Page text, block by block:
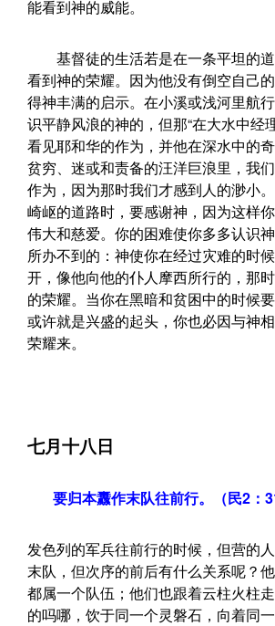
能看到神的威能。
基督徒的生活若是在一条平坦的道
看到神的荣耀。因为他没有倒空自己
得神丰满的启示。在小溪或浅河里航
识平静风浪的神的，但那“在大水中经
看见耶和华的作为，并他在深水中的奇
贫穷、迷或和责备的汪洋巨浪里，我
作为，因为那时我们才感到人的渺小
崎岖的道路时，要感谢神，因为这样
伟大和慈爱。你的困难使你多多认识
所办不到的：神使你在经过灾难的时
开，像他向他的仆人摩西所行的，那
的荣耀。当你在黑暗和贫困中的时候
或许就是兴盛的起头，你也必因与神
荣耀来。
七月十八日
要归本纛作末队往前行。（民2：
发色列的军兵往前行的时候，但营的
末队，但次序的前后有什么关系呢？
都属一个队伍；他们也跟着云柱火柱
的吗哪，饮于同一个灵磐石，向着同一